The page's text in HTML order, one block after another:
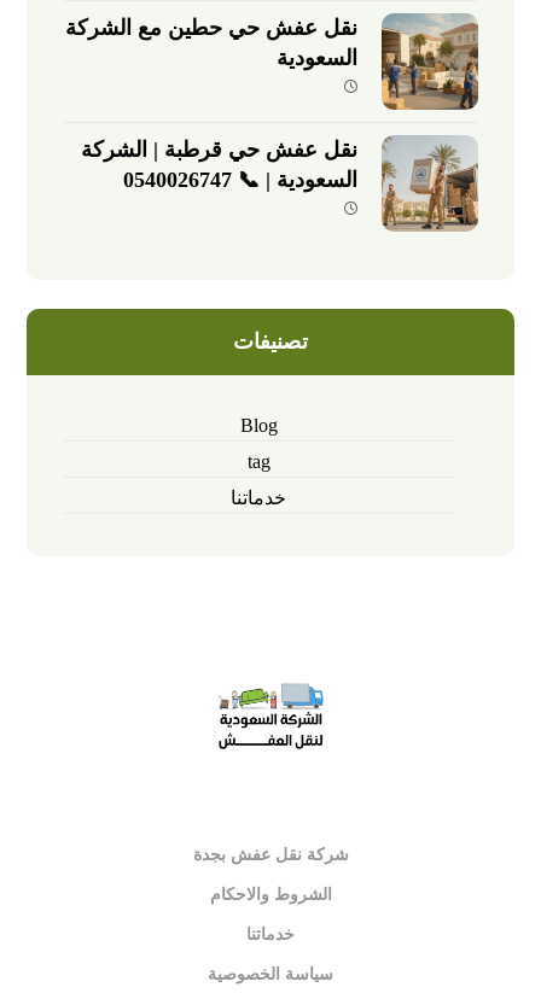
نقل عفش حي حطين مع الشركة
السعودية
نقل عفش حي قرطبة | الشركة
السعودية | 📞 0540026747
تصنيفات
Blog
tag
خدماتنا
شركة نقل عفش بجدة
الشروط والاحكام
خدماتنا
سياسة الخصوصية